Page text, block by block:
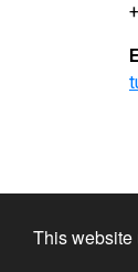
This website